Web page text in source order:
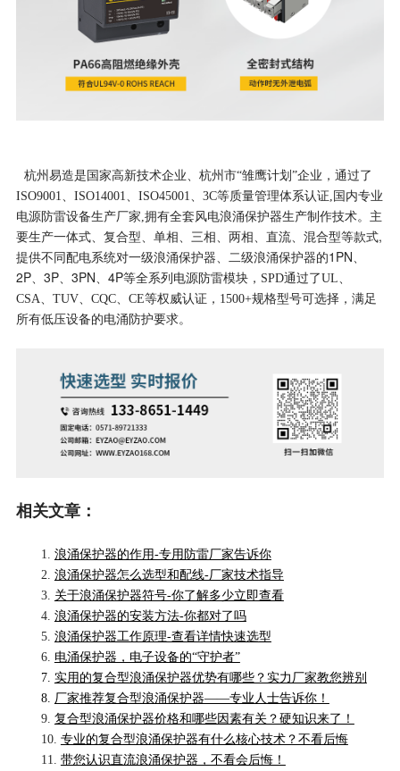
杭州易造是国家高新技术企业、杭州市“雏鹰计划”企业，通过了
ISO9001、ISO14001、ISO45001、3C等质量管理体系认证,国内专业
电源防雷设备生产厂家,拥有全套风电浪涌保护器生产制作技术。主
要生产一体式、复合型、单相、三相、两相、直流、混合型等款式,
提供不同配电系统对一级浪涌保护器、二级浪涌保护器的1PN、
2P、3P、3PN、4P等全系列电源防雷模块，SPD通过了UL、
CSA、TUV、CQC、CE等权威认证，1500+规格型号可选择，满足
所有低压设备的电涌防护要求。
相关文章：
1. 浪涌保护器的作用-专用防雷厂家告诉你
2. 浪涌保护器怎么选型和配线-厂家技术指导
3. 关于浪涌保护器符号-你了解多少立即查看
4. 浪涌保护器的安装方法-你都对了吗
5. 浪涌保护器工作原理-查看详情快速选型
6. 电涌保护器，电子设备的“守护者”
7. 实用的复合型浪涌保护器优势有哪些？实力厂家教您辨别
8. 厂家推荐复合型浪涌保护器——专业人士告诉你！
9. 复合型浪涌保护器价格和哪些因素有关？硬知识来了！
10. 专业的复合型浪涌保护器有什么核心技术？不看后悔
11. 带您认识直流浪涌保护器，不看会后悔！